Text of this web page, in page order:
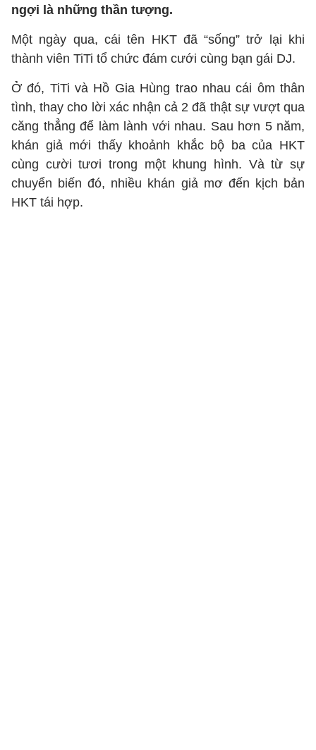
ngợi là những thần tượng.
Một ngày qua, cái tên HKT đã “sống” trở lại khi
thành viên TiTi tổ chức đám cưới cùng bạn gái DJ.
Ở đó, TiTi và Hồ Gia Hùng trao nhau cái ôm thân
tình, thay cho lời xác nhận cả 2 đã thật sự vượt qua
căng thẳng để làm lành với nhau. Sau hơn 5 năm,
khán giả mới thấy khoảnh khắc bộ ba của HKT
cùng cười tươi trong một khung hình. Và từ sự
chuyển biến đó, nhiều khán giả mơ đến kịch bản
HKT tái hợp.